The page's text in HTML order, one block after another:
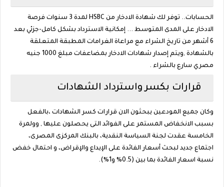
الحسابات.. توفر لك شهادة الادخار من HSBC لمدة 3 سنوات فرصة
الادخار على المدى المتوسط ... إمكانية الاسترداد بشكل كامل-جزئي بعد
6 أشهر من تاريخ الشراء مع مراعاة الغرامات المطبقة المتعلقة
بالشهادة ,ويتم إصدار شهادات الادخار بمضاعفات مبلغ 1000 جنيه
مصري سارع بالشراء .
قرارات بكسر واسترداد الشهادات
وكان جميع المودعين يبحثون الان قرارات كسر الشهادات ،بالفعل
بسبب الانخفاض المستمر على الفوائد التى يحصلون عليها , وولمرة
الخامسة عقدت لجنة السياسة النقدية، بالبنك المركزى المصرى،
اجتماع جديد لبحث أسعار الفائدة على الإيداع والإقراض، و احتمال خفض
نسبة اسعار الفائدة بما بين (0.5% و1%).